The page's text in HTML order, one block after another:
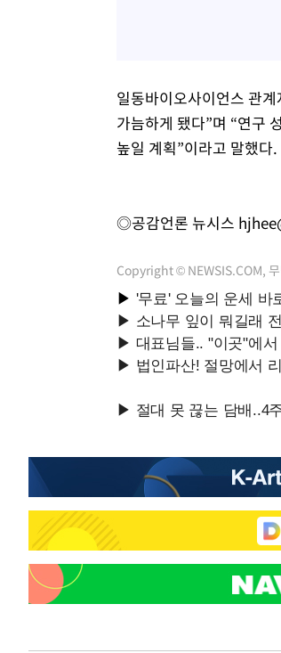
일동바이오사이언스 관
가늠하게 됐다”며 “연구
높일 계획”이라고 말했다.
◎공감언론 뉴시스
Copyright © NEWSIS.COM, 무